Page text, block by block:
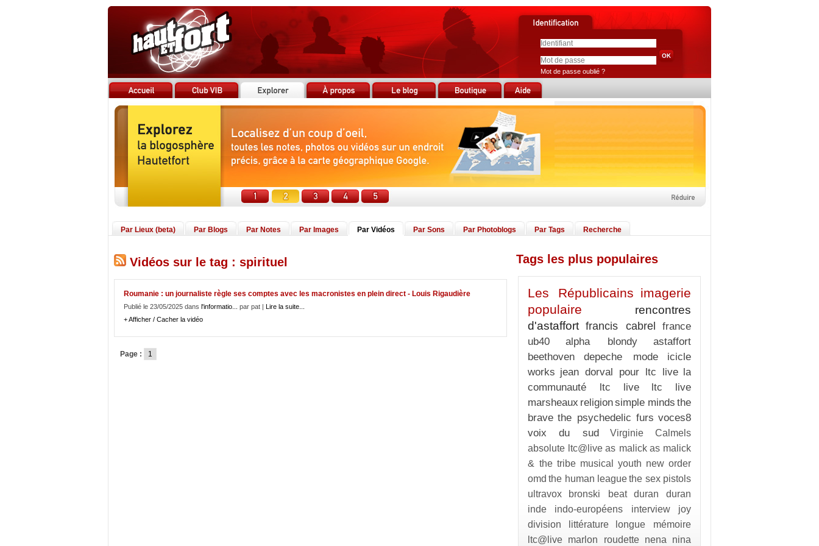
Mot de passe oublié ?
Par Lieux (beta) Par Blogs Par Notes Par Images Par Vidéos Par Sons Par Photoblogs Par Tags Recherche
Vidéos sur le tag : spirituel
Roumanie : un journaliste règle ses comptes avec les macronistes en plein direct - Louis Rigaudière
Publié le 23/05/2025 dans l'informatio... par pat | Lire la suite...
+ Afficher / Cacher la vidéo
Page : 1
Tags les plus populaires
Les Républicains imagerie
populaire
rencontres
d'astaffort francis cabrel
france
ub40
alpha blondy
astaffort
beethoven
depeche mode
icicle
works jean dorval pour ltc live la
communauté ltc live
ltc live
marsheaux religionsimple minds the
brave the psychedelic furs voces8
voix du sud
Virginie Calmels
absolute ltc@live as malick as malick
& the tribe musical youth new order
omd the human leaguethe sex pistols
ultravox
bronski beat
duran duran
inde
indo-européens interview
joy
division
littérature
longue mémoire
ltc@live marlon roudette nena nina